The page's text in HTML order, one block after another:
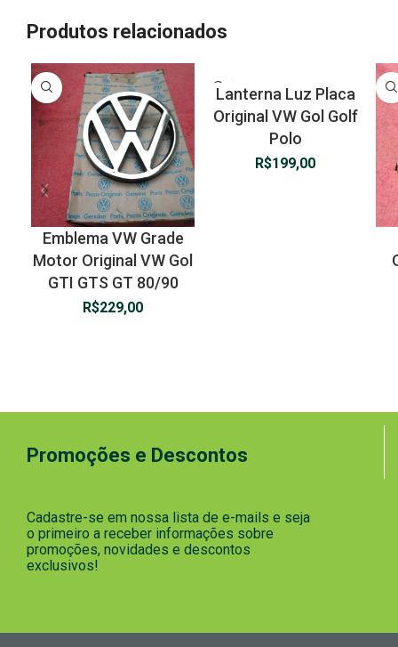
Produtos relacionados
Emblema VW Grade
Motor Original VW Gol
GTI GTS GT 80/90
R$229,00
Lanterna Luz Placa
Original VW Gol Golf
Polo
R$199,00
Promoções e Descontos
Cadastre-se em nossa lista de e-mails e seja
o primeiro a receber informações sobre
promoções, novidades e descontos
exclusivos!